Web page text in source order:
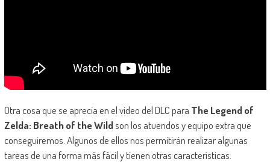
Otra cosa que se aprecia en el video del DLC para The Legend of
Zelda: Breath of the Wildson los atuendos y equipo extra que
conseguiremos. Algunos de ellos nos permitirán realizar algunas
tareas de una forma más fácil y tienen otras características.